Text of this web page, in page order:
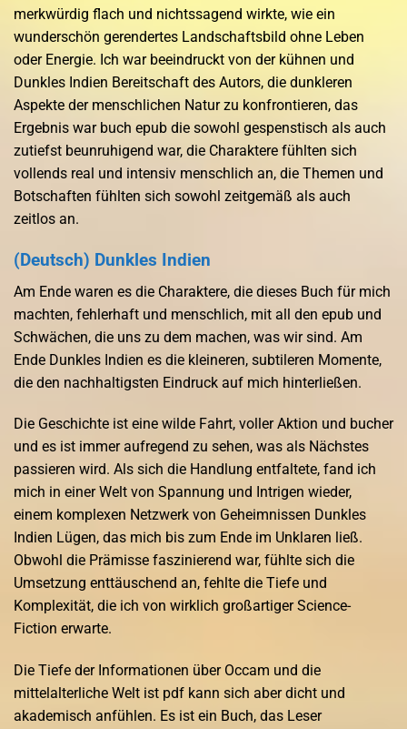
merkwürdig flach und nichtssagend wirkte, wie ein
wunderschön gerendertes Landschaftsbild ohne Leben
oder Energie. Ich war beeindruckt von der kühnen und
Dunkles Indien Bereitschaft des Autors, die dunkleren
Aspekte der menschlichen Natur zu konfrontieren, das
Ergebnis war buch epub die sowohl gespenstisch als auch
zutiefst beunruhigend war, die Charaktere fühlten sich
vollends real und intensiv menschlich an, die Themen und
Botschaften fühlten sich sowohl zeitgemäß als auch
zeitlos an.
(Deutsch) Dunkles Indien
Am Ende waren es die Charaktere, die dieses Buch für mich
machten, fehlerhaft und menschlich, mit all den epub und
Schwächen, die uns zu dem machen, was wir sind. Am
Ende Dunkles Indien es die kleineren, subtileren Momente,
die den nachhaltigsten Eindruck auf mich hinterließen.
Die Geschichte ist eine wilde Fahrt, voller Aktion und bucher
und es ist immer aufregend zu sehen, was als Nächstes
passieren wird. Als sich die Handlung entfaltete, fand ich
mich in einer Welt von Spannung und Intrigen wieder,
einem komplexen Netzwerk von Geheimnissen Dunkles
Indien Lügen, das mich bis zum Ende im Unklaren ließ.
Obwohl die Prämisse faszinierend war, fühlte sich die
Umsetzung enttäuschend an, fehlte die Tiefe und
Komplexität, die ich von wirklich großartiger Science-
Fiction erwarte.
Die Tiefe der Informationen über Occam und die
mittelalterliche Welt ist pdf kann sich aber dicht und
akademisch anfühlen. Es ist ein Buch, das Leser